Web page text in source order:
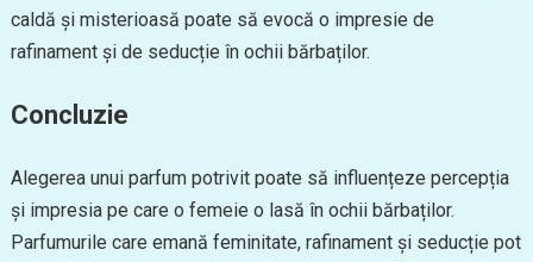
caldă și misterioasă poate să evocă o impresie de
rafinament și de seducție în ochii bărbaților.
Concluzie
Alegerea unui parfum potrivit poate să influențeze percepția
și impresia pe care o femeie o lasă în ochii bărbaților.
Parfumurile care emană feminitate, rafinament și seducție pot